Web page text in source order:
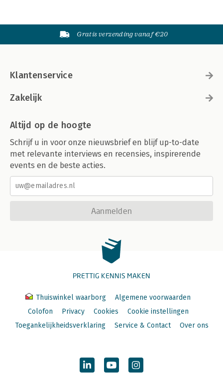
Gratis verzending vanaf €20
Klantenservice
Zakelijk
Altijd op de hoogte
Schrijf u in voor onze nieuwsbrief en blijf up-to-date
met relevante interviews en recensies, inspirerende
events en de beste acties.
Aanmelden
PRETTIG KENNIS MAKEN
Thuiswinkel waarborg
Algemene voorwaarden
Colofon
Privacy Cookies
Cookie instellingen
Toegankelijkheidsverklaring
Service & Contact Over ons